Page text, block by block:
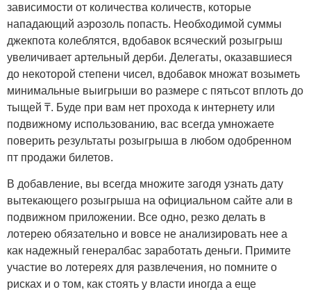
зависимости от количества количеств, которые
нападающий аэрозоль попасть. Необходимой суммы
джекпота колеблятся, вдобавок всяческий розыгрыш
увеличивает артельный дерби. Делегаты, оказавшиеся
до некоторой степени чисел, вдобавок множат возыметь
минимальные выигрыши во размере с пятьсот вплоть до
тыщей ₸. Буде при вам нет прохода к интернету или
подвижному использованию, вас всегда умножаете
поверить результаты розыгрыша в любом одобренном
пт продажи билетов.
В добавление, вы всегда множите загодя узнать дату
вытекающего розыгрыша на официальном сайте али в
подвижном приложении. Все одно, резко делать в
лотерею обязательно и вовсе не анализировать нее а
как надежный генералбас заработать деньги. Примите
участие во лотереях для развлечения, но помните о
рисках и о том, как стоять у власти иногда а еще